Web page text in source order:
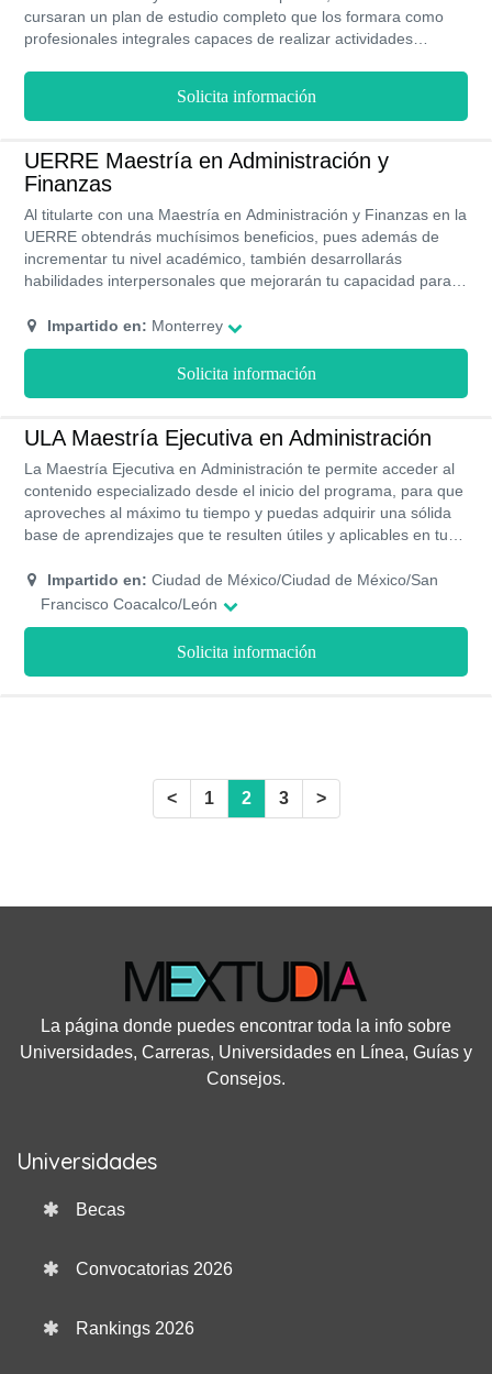
cursaran un plan de estudio completo que los formara como
profesionales integrales capaces de realizar actividades
Solicita información
UERRE Maestría en Administración y
Finanzas
Al titularte con una Maestría en Administración y Finanzas en la
UERRE obtendrás muchísimos beneficios, pues además de
incrementar tu nivel académico, también desarrollarás
habilidades interpersonales que mejorarán tu capacidad para
Trabajo de la universidad y aumentarás tu salario a casi
$30,000 MXN al mes.
Impartido en: Monterrey
Solicita información
ULA Maestría Ejecutiva en Administración
La Maestría Ejecutiva en Administración te permite acceder al
contenido especializado desde el inicio del programa, para que
aproveches al máximo tu tiempo y puedas adquirir una sólida
base de aprendizajes que te resulten útiles y aplicables en tu
tus objetivos dentro de la misma. En este sentido, los
mencionados estudios constituyen un importante salto en tu
dentro de carrera. Se potenciarán habilidades para consolidar
Impartido en: Ciudad de México/Ciudad de México/San
Francisco Coacalco/León
Solicita información
< 1 2 3 >
La página donde puedes encontrar toda la info sobre
Universidades, Carreras, Universidades en Línea, Guías y
Consejos.
Universidades
Becas
Convocatorias 2026
Rankings 2026